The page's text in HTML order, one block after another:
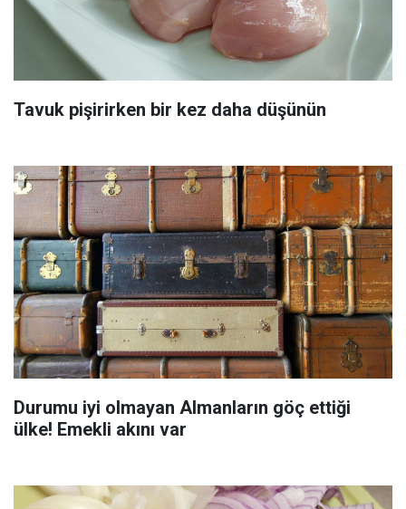
Tavuk pişirirken bir kez daha düşünün
Durumu iyi olmayan Almanların göç ettiği
ülke! Emekli akını var